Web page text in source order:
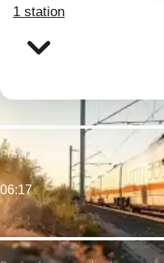
1 station
Premier train:
06:17